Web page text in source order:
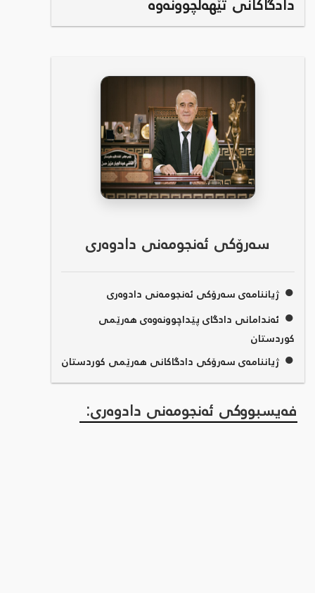
دادگاکانی تێهەڵچوونەوە
سەرۆکی ئەنجومەنی دادوەری
●ژیاننامەی سەرۆکی ئەنجومەنی دادوەری
● ئەندامانی دادگای پێداچوونەوەی هەرێمی
کوردستان
●ژیاننامەی سەرۆکی دادگاکانی هەرێمی کوردستان
فەیسبووکی ئەنجومەنی دادوەری: